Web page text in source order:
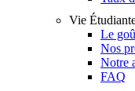
Vie
Le
Nos
Notre
FAQ